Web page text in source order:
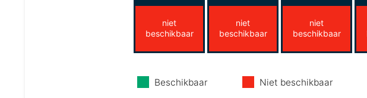
niet
beschikbaar
niet
beschikbaar
niet
beschikbaar
Beschikbaar Niet beschikbaar